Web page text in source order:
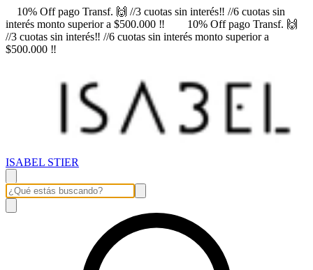
10% Off pago Transf. 🙌 //3 cuotas sin interés‼️ //6 cuotas sin
interés monto superior a $500.000 ‼️
10% Off pago Transf. 🙌
//3 cuotas sin interés‼️ //6 cuotas sin interés monto superior a
$500.000 ‼️
ISABEL STIER